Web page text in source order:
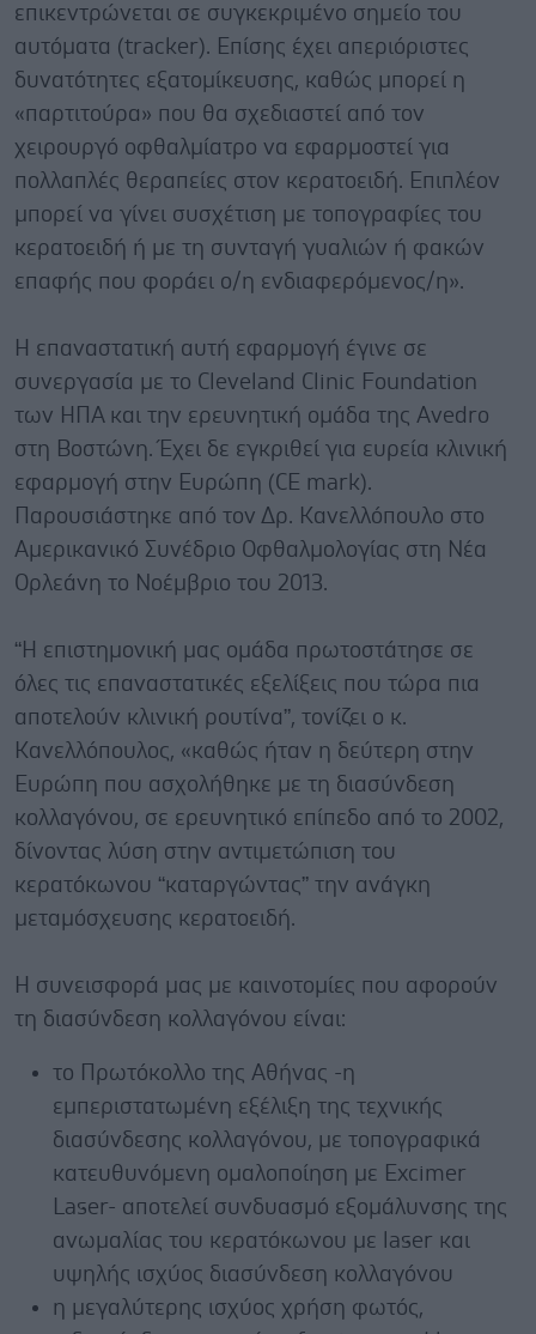
επικεντρώνεται σε συγκεκριμένο σημείο του
αυτόματα (tracker). Επίσης έχει απεριόριστες
δυνατότητες εξατομίκευσης, καθώς μπορεί η
«παρτιτούρα» που θα σχεδιαστεί από τον
χειρουργό οφθαλμίατρο να εφαρμοστεί για
πολλαπλές θεραπείες στον κερατοειδή. Επιπλέον
μπορεί να γίνει συσχέτιση με τοπογραφίες του
κερατοειδή ή με τη συνταγή γυαλιών ή φακών
επαφής που φοράει ο/η ενδιαφερόμενος/η».
Η επαναστατική αυτή εφαρμογή έγινε σε
συνεργασία με το Cleveland Clinic Foundation
των ΗΠΑ και την ερευνητική ομάδα της Avedro
στη Βοστώνη. Έχει δε εγκριθεί για ευρεία κλινική
εφαρμογή στην Ευρώπη (CE mark).
Παρουσιάστηκε από τον Δρ. Κανελλόπουλο στο
Αμερικανικό Συνέδριο Οφθαλμολογίας στη Νέα
Ορλεάνη το Νοέμβριο του 2013.
“H επιστημονική μας ομάδα πρωτοστάτησε σε
όλες τις επαναστατικές εξελίξεις που τώρα πια
αποτελούν κλινική ρουτίνα”, τονίζει ο κ.
Κανελλόπουλος, «καθώς ήταν η δεύτερη στην
Ευρώπη που ασχολήθηκε με τη διασύνδεση
κολλαγόνου, σε ερευνητικό επίπεδο από το 2002,
δίνοντας λύση στην αντιμετώπιση του
κερατόκωνου “καταργώντας” την ανάγκη
μεταμόσχευσης κερατοειδή.
Η συνεισφορά μας με καινοτομίες που αφορούν
τη διασύνδεση κολλαγόνου είναι:
το Πρωτόκολλο της Αθήνας -η
εμπεριστατωμένη εξέλιξη της τεχνικής
διασύνδεσης κολλαγόνου, με τοπογραφικά
κατευθυνόμενη ομαλοποίηση με Excimer
Laser- αποτελεί συνδυασμό εξομάλυνσης της
ανωμαλίας του κερατόκωνου με laser και
υψηλής ισχύος διασύνδεση κολλαγόνου
η μεγαλύτερης ισχύος χρήση φωτός,